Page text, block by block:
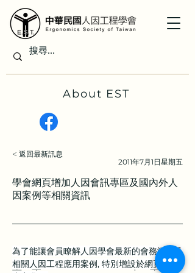
About EST
< 返回最新訊息
2011年7月1日星期五
學會網頁增加人因會訊專區及國內外人
因案例等相關資訊
上一章 下一章
為了能讓會員瞭解人因學會最新的會務活動及
相關人因工程應用案例, 特別增設於網頁上供